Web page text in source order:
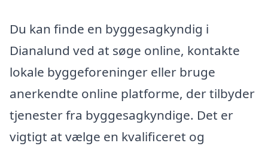
Du kan finde en byggesagkyndig i
Dianalund ved at søge online, kontakte
lokale byggeforeninger eller bruge
anerkendte online platforme, der tilbyder
tjenester fra byggesagkyndige. Det er
vigtigt at vælge en kvalificeret og